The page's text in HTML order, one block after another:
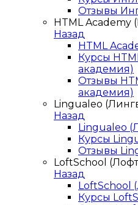
Отзывы
HTML Academy
Назад
HTML
Курсы
академия)
Отзывы
академия)
Lingualeo
Назад
Lingualeo
Курсы
Отзывы
LoftSchool
Назад
LoftSchool
Курсы